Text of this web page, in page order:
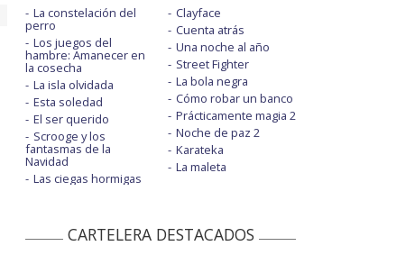
La constelación del
perro
Los juegos del
hambre: Amanecer en
la cosecha
La isla olvidada
Esta soledad
El ser querido
Scrooge y los
fantasmas de la
Navidad
Las ciegas hormigas
Clayface
Cuenta atrás
Una noche al año
Street Fighter
La bola negra
Cómo robar un banco
Prácticamente magia 2
Noche de paz 2
Karateka
La maleta
CARTELERA DESTACADOS